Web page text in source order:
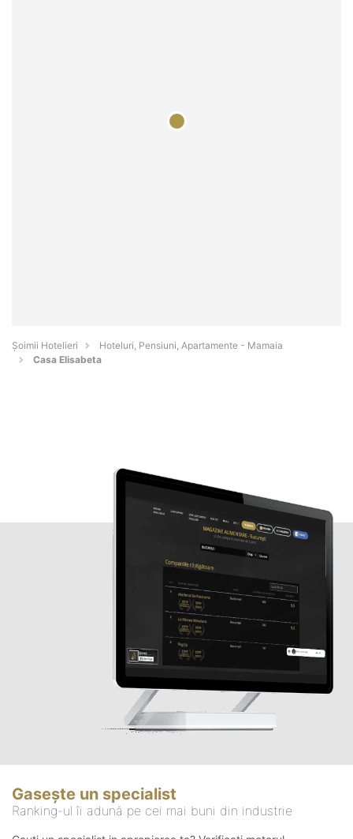
Șoimii Hotelieri
Hoteluri, Pensiuni, Apartamente - Mamaia
Casa Elisabeta
Gasește un specialist
Ranking-ul îi adună pe cei mai buni din industrie